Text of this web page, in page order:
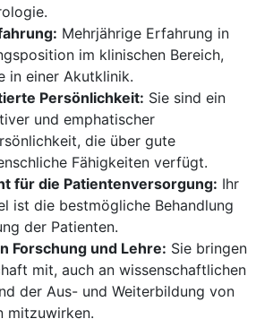
Mehrjährige Erfahrung in
im klinischen Bereich,
in einer Akutklinik.
Persönlichkeit: Sie sind ein
und emphatischer
die über gute
Fähigkeiten verfügt.
für die Patientenversorgung: Ihr
ist die bestmögliche Behandlung
der Patienten.
Forschung und Lehre: Sie bringen
mit, auch an wissenschaftlichen
der Aus- und Weiterbildung von
mitzuwirken.